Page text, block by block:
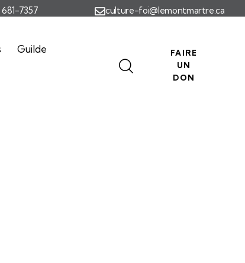
681-7357 culture-foi@lemontmartre.ca
Guilde
FAIRE
UN
DON